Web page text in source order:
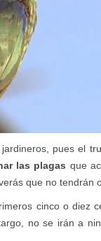
pues el
las plagas que
que no tendrán
cinco o diez
no se irán a